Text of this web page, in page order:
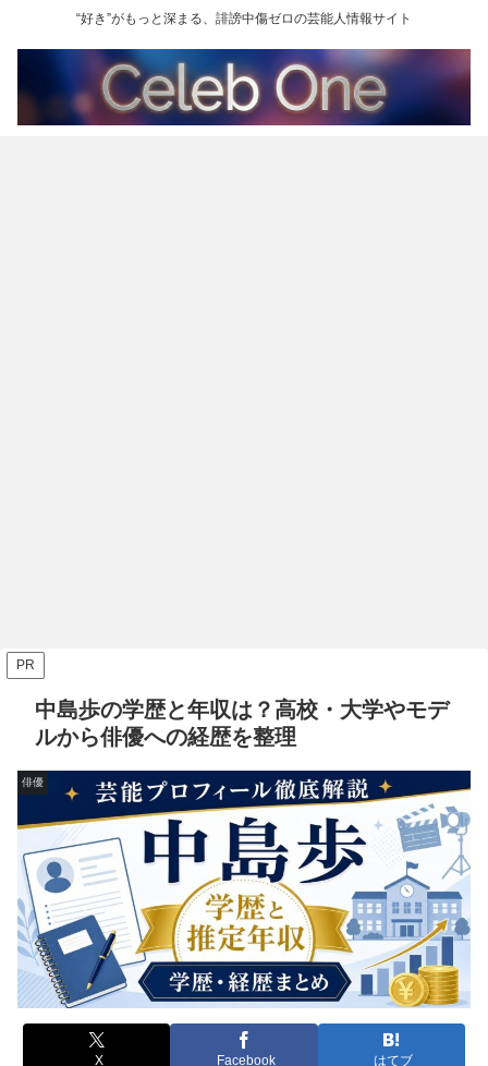
“好き”がもっと深まる、誹謗中傷ゼロの芸能人情報サイト
PR
中島歩の学歴と年収は？高校・大学やモデ
ルから俳優への経歴を整理
俳優
X Facebook はてブ